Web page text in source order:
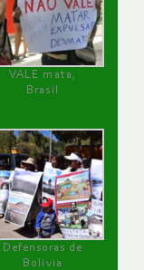
VALE mata,
Brasil
Defensoras de
Bolivia